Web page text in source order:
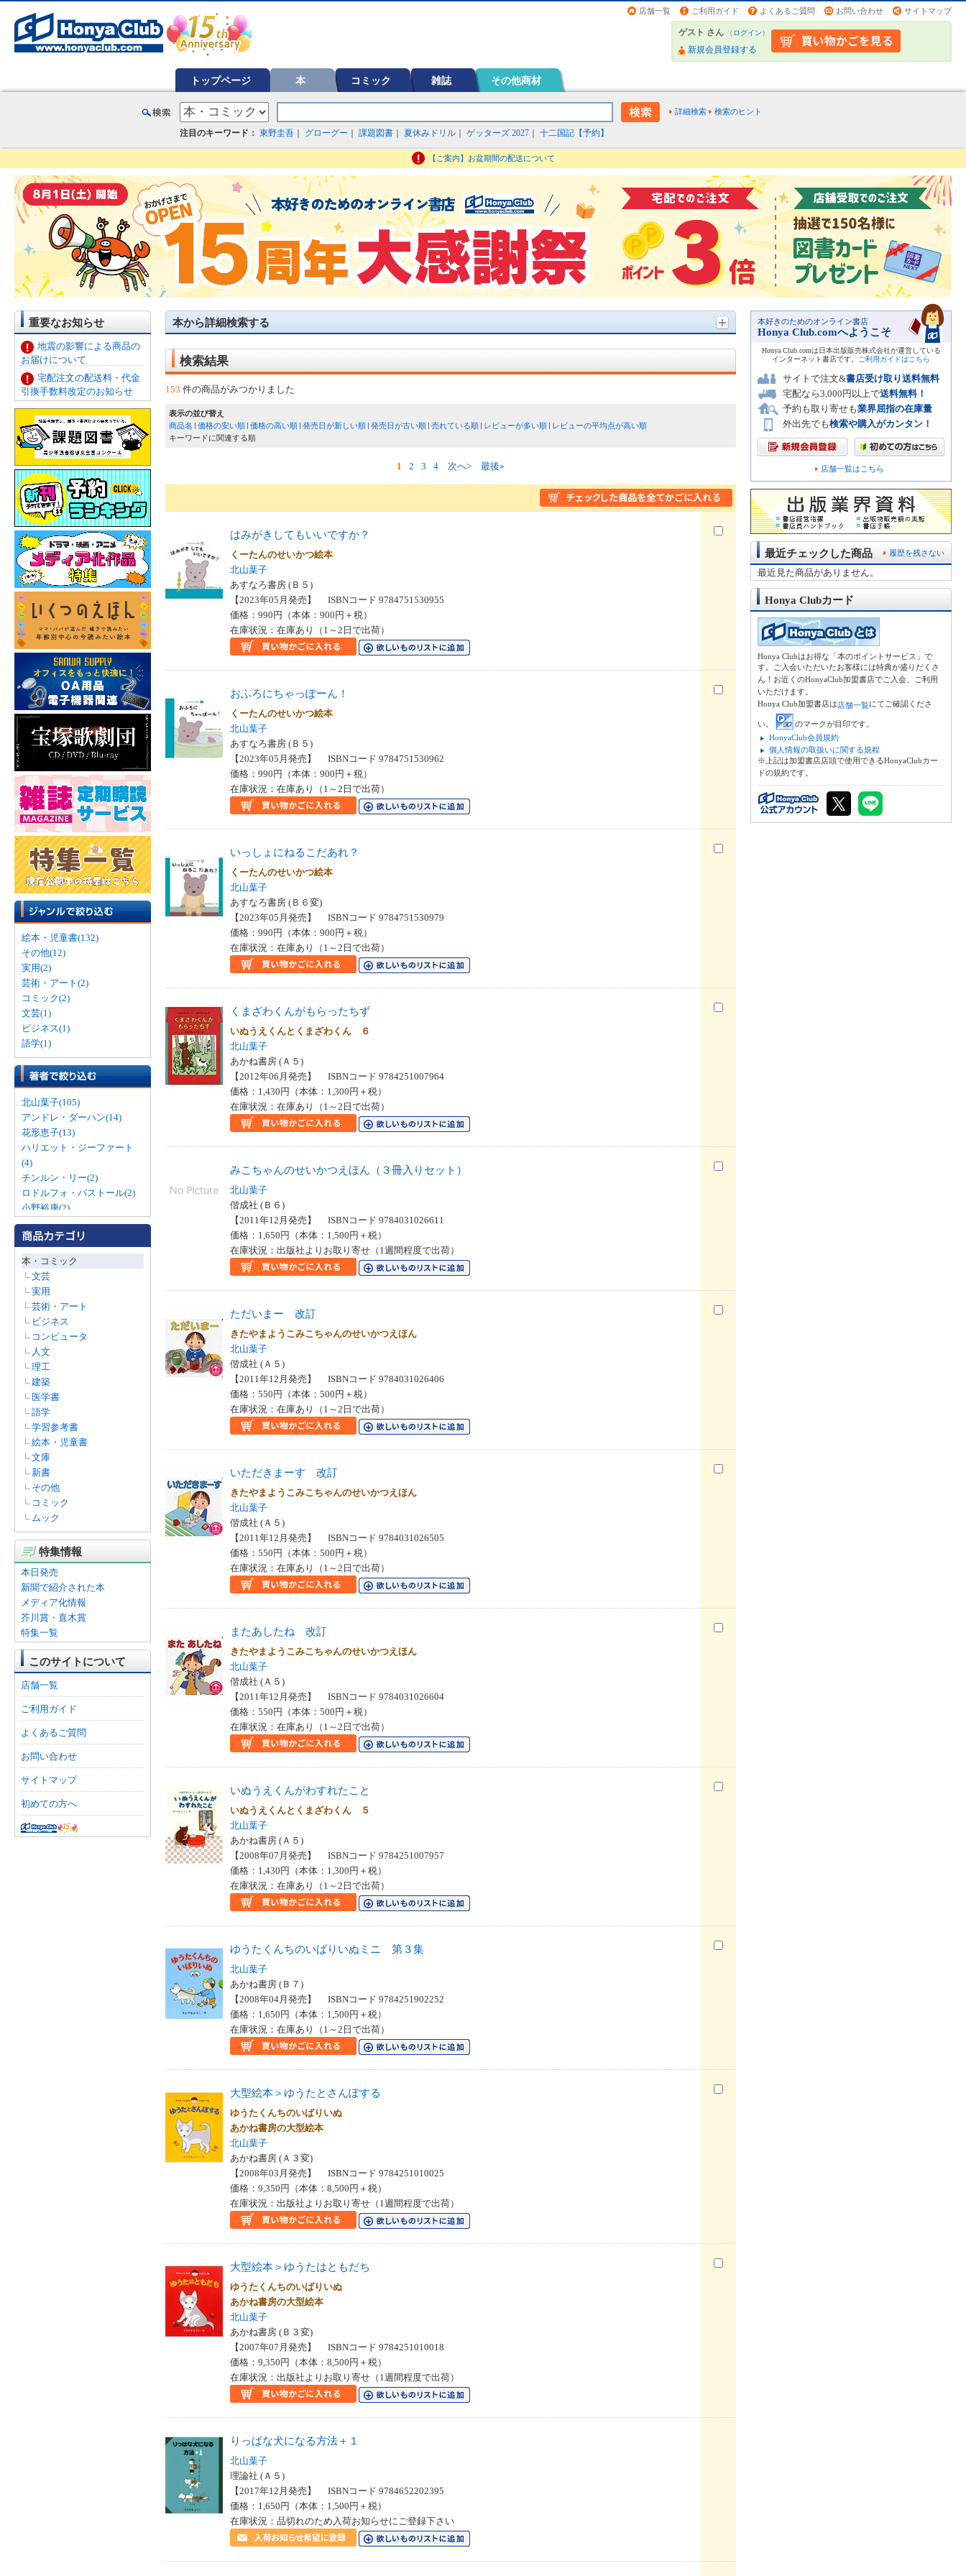
店舗一覧 ご利用ガイド よくあるご質問 お問い合わせ サイトマップ
ゲスト さん （ログイン）
新規会員登録する
トップページ 本 コミック 雑誌 その他商材
詳細検索 検索のヒント
注目のキーワード： 東野圭吾 グローグー 課題図書 夏休みドリル ゲッターズ 2027 十二国記【予約】
【ご案内】お盆期間の配送について
重要なお知らせ
地震の影響による商品の
お届けについて
宅配注文の配送料・代金
引換手数料改定のお知らせ
絵本・児童書(132)
その他(12)
実用(2)
芸術・アート(2)
コミック(2)
文芸(1)
ビジネス(1)
語学(1)
北山葉子(105)
アンドレ・ダーハン(14)
花形恵子(13)
ハリエット・ジーファート
(4)
チンルン・リー(2)
ロドルフォ・パストール(2)
小野裕康(2)
うすいのりこ(1)
アラン・スノー(1)
エリシャ・クーパー(1)
マイケル・ローゼン(1)
ローラ・トンプソン(1)
井上こみち(1)
田中章義（１９７０ー）(1)
福島妙子(1)
筒井康隆(1)
高村喜美子(1)
Ａ．Ｐ．レペトゥーヒン(1)
本・コミック
文芸
実用
芸術・アート
ビジネス
コンピュータ
人文
理工
建築
医学書
語学
学習参考書
絵本・児童書
文庫
新書
その他
コミック
ムック
特集情報
本日発売
新聞で紹介された本
メディア化情報
芥川賞・直木賞
特集一覧
このサイトについて
店舗一覧
ご利用ガイド
よくあるご質問
お問い合わせ
サイトマップ
初めての方へ
本から詳細検索する
検索結果
153 件の商品がみつかりました
表示の並び替え
商品名
価格の安い順 価格の高い順 発売日が新しい順 発売日が古い順 売れている順 レビューが多い順
レビューの平均点が高い順
キーワードに関連する順
1 2 3 4 次へ> 最後»
はみがきしてもいいですか？
くーたんのせいかつ絵本
北山葉子
あすなろ書房 (Ｂ５)
【2023年05月発売】 ISBNコード 9784751530955
価格：990円（本体：900円＋税）
在庫状況：在庫あり（1～2日で出荷）
おふろにちゃっぽーん！
くーたんのせいかつ絵本
北山葉子
あすなろ書房 (Ｂ５)
【2023年05月発売】 ISBNコード 9784751530962
価格：990円（本体：900円＋税）
在庫状況：在庫あり（1～2日で出荷）
いっしょにねるこだあれ？
くーたんのせいかつ絵本
北山葉子
あすなろ書房 (Ｂ６変)
【2023年05月発売】 ISBNコード 9784751530979
価格：990円（本体：900円＋税）
在庫状況：在庫あり（1～2日で出荷）
くまざわくんがもらったちず
いぬうえくんとくまざわくん ６
北山葉子
あかね書房 (Ａ５)
【2012年06月発売】 ISBNコード 9784251007964
価格：1,430円（本体：1,300円＋税）
在庫状況：在庫あり（1～2日で出荷）
みこちゃんのせいかつえほん（３冊入りセット）
北山葉子
偕成社 (Ｂ６)
【2011年12月発売】 ISBNコード 9784031026611
価格：1,650円（本体：1,500円＋税）
在庫状況：出版社よりお取り寄せ（1週間程度で出荷）
ただいまー 改訂
きたやまようこみこちゃんのせいかつえほん
北山葉子
偕成社 (Ａ５)
【2011年12月発売】 ISBNコード 9784031026406
価格：550円（本体：500円＋税）
在庫状況：在庫あり（1～2日で出荷）
いただきまーす 改訂
きたやまようこみこちゃんのせいかつえほん
北山葉子
偕成社 (Ａ５)
【2011年12月発売】 ISBNコード 9784031026505
価格：550円（本体：500円＋税）
在庫状況：在庫あり（1～2日で出荷）
またあしたね 改訂
きたやまようこみこちゃんのせいかつえほん
北山葉子
偕成社 (Ａ５)
【2011年12月発売】 ISBNコード 9784031026604
価格：550円（本体：500円＋税）
在庫状況：在庫あり（1～2日で出荷）
いぬうえくんがわすれたこと
いぬうえくんとくまざわくん ５
北山葉子
あかね書房 (Ａ５)
【2008年07月発売】 ISBNコード 9784251007957
価格：1,430円（本体：1,300円＋税）
在庫状況：在庫あり（1～2日で出荷）
ゆうたくんちのいばりいぬミニ 第３集
北山葉子
あかね書房 (Ｂ７)
【2008年04月発売】 ISBNコード 9784251902252
価格：1,650円（本体：1,500円＋税）
在庫状況：在庫あり（1～2日で出荷）
大型絵本＞ゆうたとさんぽする
ゆうたくんちのいばりいぬ
あかね書房の大型絵本
北山葉子
あかね書房 (Ａ３変)
【2008年03月発売】 ISBNコード 9784251010025
価格：9,350円（本体：8,500円＋税）
在庫状況：出版社よりお取り寄せ（1週間程度で出荷）
大型絵本＞ゆうたはともだち
ゆうたくんちのいばりいぬ
あかね書房の大型絵本
北山葉子
あかね書房 (Ｂ３変)
【2007年07月発売】 ISBNコード 9784251010018
価格：9,350円（本体：8,500円＋税）
在庫状況：出版社よりお取り寄せ（1週間程度で出荷）
りっぱな犬になる方法＋１
北山葉子
理論社 (Ａ５)
【2017年12月発売】 ISBNコード 9784652202395
価格：1,650円（本体：1,500円＋税）
在庫状況：品切れのため入荷お知らせにご登録下さい
本好きのためのオンライン書店
Honya Club.comへようこそ
Honya Club.comは日本出版販売株式会社が運営している
インターネット書店です。
ご利用ガイドはこちら
サイトで注文&書店受け取り送料無料
宅配なら3,000円以上で送料無料！
予約も取り寄せも業界屈指の在庫量
外出先でも検索や購入がカンタン！
店舗一覧はこちら
履歴を残さない
最近チェックした商品
最近見た商品がありません。
Honya Clubカード
Honya Clubはお得な「本のポイントサービス」で
す。ご入会いただいたお客様には特典が盛りだくさ
ん！お近くのHonyaClub加盟書店でご入会、ご利用
いただけます。
Honya Club加盟書店は店舗一覧にてご確認くださ
い。
のマークが目印です。
HonyaClub会員規約
個人情報の取扱いに関する規程
※上記は加盟書店店頭で使用できるHonyaClubカー
ドの規約です。